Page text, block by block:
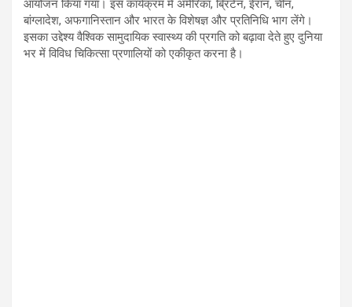
आयोजन किया गया। इस कार्यक्रम में अमेरिका, ब्रिटेन, ईरान, चीन,
बांग्लादेश, अफगानिस्तान और भारत के विशेषज्ञ और प्रतिनिधि भाग लेंगे।
इसका उद्देश्य वैश्विक सामुदायिक स्वास्थ्य की प्रगति को बढ़ावा देते हुए दुनिया
भर में विविध चिकित्सा प्रणालियों को एकीकृत करना है।